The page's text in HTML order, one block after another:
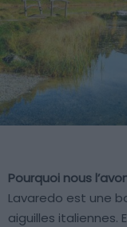
Pourquoi nous
Lavaredo est une
aiguilles italiennes.